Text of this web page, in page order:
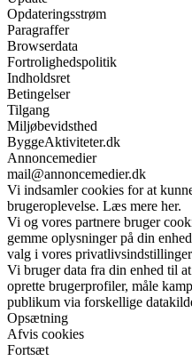
Opdateringsstrøm
Paragraffer
Browserdata
Fortrolighedspolitik
Indholdsret
Betingelser
Tilgang
Miljøbevidsthed
ByggeAktiviteter.dk
Annoncemedier
mail@annoncemedier.dk
Vi indsamler cookies for at
brugeroplevelse. Læs mere her.
Vi og vores partnere bruger
gemme oplysninger på din
valg i vores privatlivsindstillinger
Vi bruger data fra din enhed til
oprette brugerprofiler, måle
publikum via forskellige
Opsætning
Afvis cookies
Fortsæt